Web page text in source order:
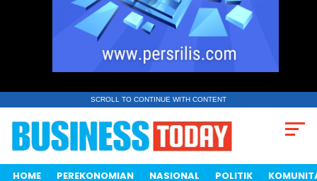
SCROLL TO CONTINUE WITH CONTENT
HOME PEREKONOMIAN NASIONAL POLITIK